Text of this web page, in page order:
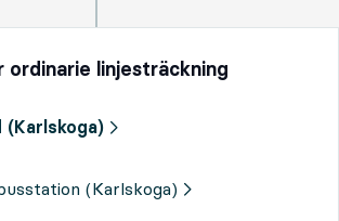
ordinarie linjesträckning
(Karlskoga)
(Karlskoga)